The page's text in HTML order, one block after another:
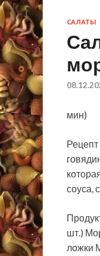
САЛАТЫ
мин)
соуса,
шт.)
ложки